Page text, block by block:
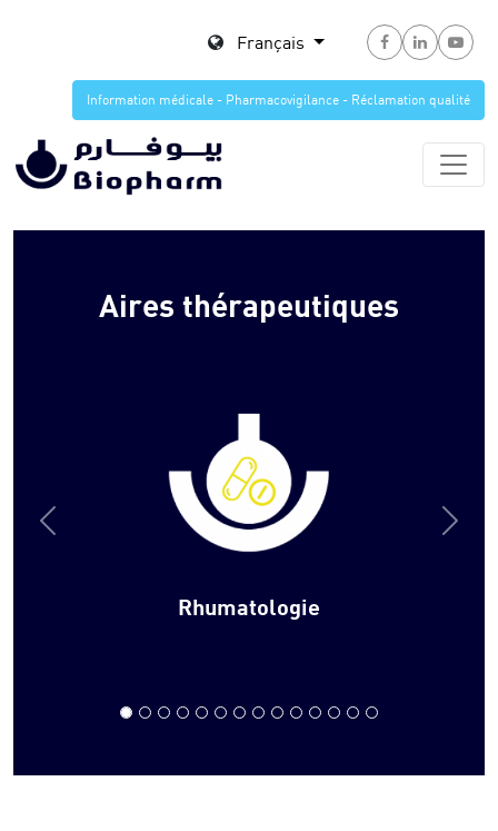
Français
Information médicale - Pharmacovigilance - Réclamation qualité
Aires thérapeutiques
Rhumatologie